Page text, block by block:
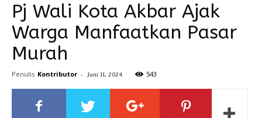
Terkini
Sulawesi
Pj Wali Kota Akbar Ajak
Warga Manfaatkan Pasar
Murah
Penulis Kontributor - Juni 11, 2024 543